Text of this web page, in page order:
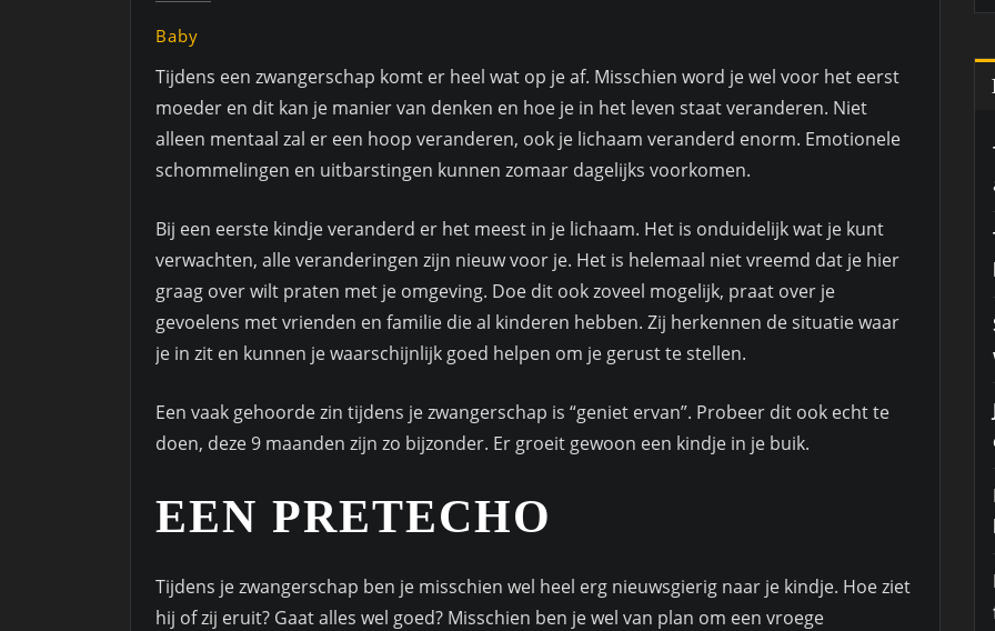
Baby
Tijdens een zwangerschap komt er heel wat op je af. Misschien word je wel voor het eerst
moeder en dit kan je manier van denken en hoe je in het leven staat veranderen. Niet
alleen mentaal zal er een hoop veranderen, ook je lichaam veranderd enorm. Emotionele
schommelingen en uitbarstingen kunnen zomaar dagelijks voorkomen.
Bij een eerste kindje veranderd er het meest in je lichaam. Het is onduidelijk wat je kunt
verwachten, alle veranderingen zijn nieuw voor je. Het is helemaal niet vreemd dat je hier
graag over wilt praten met je omgeving. Doe dit ook zoveel mogelijk, praat over je
gevoelens met vrienden en familie die al kinderen hebben. Zij herkennen de situatie waar
je in zit en kunnen je waarschijnlijk goed helpen om je gerust te stellen.
Een vaak gehoorde zin tijdens je zwangerschap is “geniet ervan”. Probeer dit ook echt te
doen, deze 9 maanden zijn zo bijzonder. Er groeit gewoon een kindje in je buik.
EEN PRETECHO
Tijdens je zwangerschap ben je misschien wel heel erg nieuwsgierig naar je kindje. Hoe ziet
hij of zij eruit? Gaat alles wel goed? Misschien ben je wel van plan om een vroege